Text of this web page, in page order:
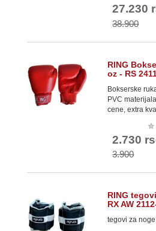
27.230
38.900
RING
oz - RS
Bokserske
PVC
cene, extra
★
2.730
3.900
RING
RX AW
tegovi za